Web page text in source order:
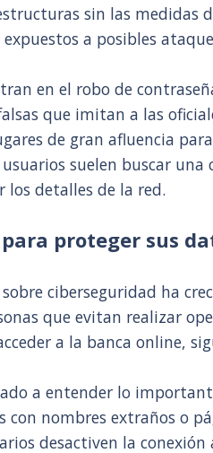
sin las medidas
a posibles
en el robo de
que imitan a las
de gran afluencia
suelen buscar una
los detalles de la red.
proteger sus
ciberseguridad ha
que evitan realizar
a la banca online,
a entender lo
con nombres extraños o
desactiven la